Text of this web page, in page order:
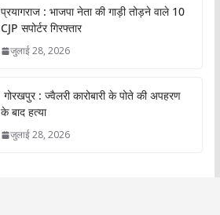
प्रयागराज : भाजपा नेता की गाड़ी तोड़ने वाले 10
CJP सपोर्टर गिरफ्तार
जुलाई 28, 2026
गोरखपुर : ज्वैलरी कारोबारी के पोते की अपहरण
के बाद हत्या
जुलाई 28, 2026